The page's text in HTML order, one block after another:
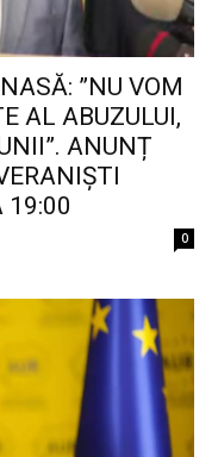
”NU VOM
AL ABUZULUI,
ANUNȚ
19:00
0